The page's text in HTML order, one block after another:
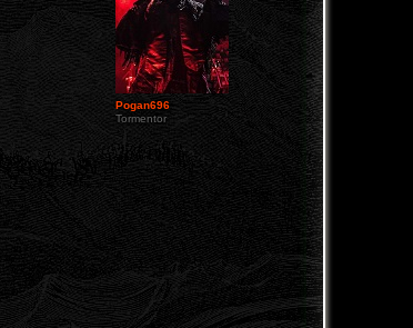
Pogan696
Tormentor